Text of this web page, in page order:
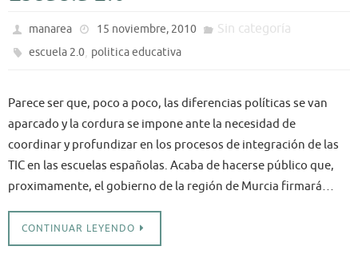
manarea 15 noviembre, 2010 Sin categoría
escuela 2.0, politica educativa
Parece ser que, poco a poco, las diferencias políticas se van
aparcado y la cordura se impone ante la necesidad de
coordinar y profundizar en los procesos de integración de las
TIC en las escuelas españolas. Acaba de hacerse público que,
proximamente, el gobierno de la región de Murcia firmará…
CONTINUAR LEYENDO